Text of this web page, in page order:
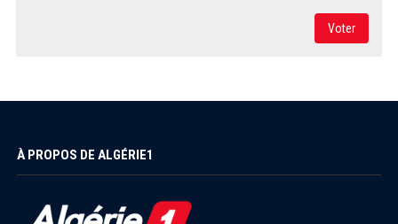
Voter
À PROPOS DE ALGÉRIE1